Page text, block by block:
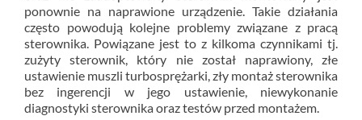
ponownie na naprawione urządzenie. Takie działania
często powodują kolejne problemy związane z pracą
sterownika. Powiązane jest to z kilkoma czynnikami tj.
zużyty sterownik, który nie został naprawiony, złe
ustawienie muszli turbosprężarki, zły montaż sterownika
bez ingerencji w jego ustawienie, niewykonanie
diagnostyki sterownika oraz testów przed montażem.